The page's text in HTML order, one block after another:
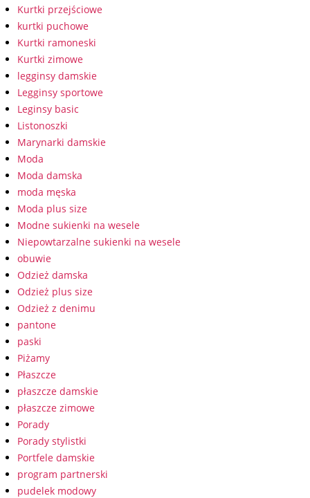
Kurtki przejściowe
kurtki puchowe
Kurtki ramoneski
Kurtki zimowe
legginsy damskie
Legginsy sportowe
Leginsy basic
Listonoszki
Marynarki damskie
Moda
Moda damska
moda męska
Moda plus size
Modne sukienki na wesele
Niepowtarzalne sukienki na wesele
obuwie
Odzież damska
Odzież plus size
Odzież z denimu
pantone
paski
Piżamy
Płaszcze
płaszcze damskie
płaszcze zimowe
Porady
Porady stylistki
Portfele damskie
program partnerski
pudelek modowy